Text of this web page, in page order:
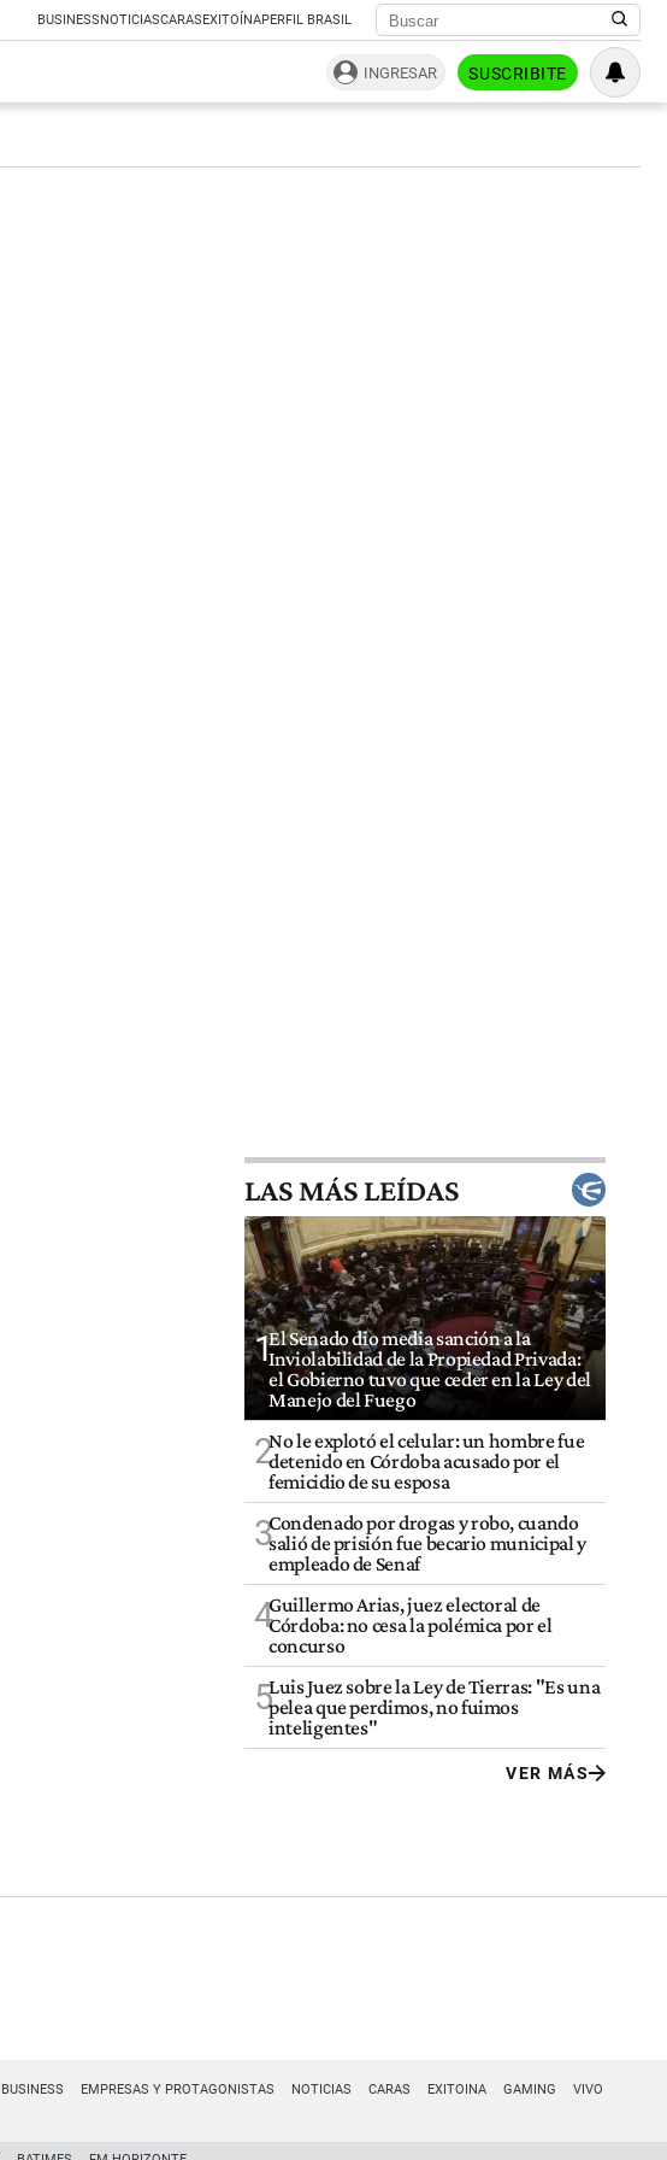
BUSINESSNOTICIASCARASEXITOÍNAPERFIL BRASIL
INGRESAR SUSCRIBITE
LAS MÁS LEÍDAS
1El Senado dio media sanción a la
Inviolabilidad de la Propiedad Privada:
el Gobierno tuvo que ceder en la Ley del
Manejo del Fuego
2No le explotó el celular: un hombre fue
detenido en Córdoba acusado por el
femicidio de su esposa
3Condenado por drogas y robo, cuando
salió de prisión fue becario municipal y
empleado de Senaf
4Guillermo Arias, juez electoral de
Córdoba: no cesa la polémica por el
concurso
5Luis Juez sobre la Ley de Tierras: "Es una
pelea que perdimos, no fuimos
inteligentes"
VER MÁS
BUSINESS EMPRESAS Y PROTAGONISTAS NOTICIAS CARAS EXITOINA GAMING VIVO